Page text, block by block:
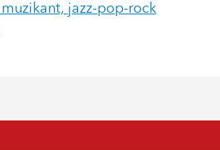
jazz-pop-rock